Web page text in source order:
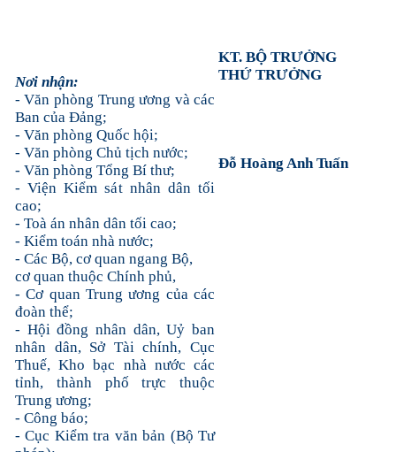
Nơi nhận:
- Văn phòng Trung ương và các
Ban của Đảng;
- Văn phòng Quốc hội;
- Văn phòng Chủ tịch nước;
- Văn phòng Tổng Bí thư;
- Viện Kiểm sát nhân dân tối
cao;
- Toà án nhân dân tối cao;
- Kiểm toán nhà nước;
- Các Bộ, cơ quan ngang Bộ,
cơ quan thuộc Chính phủ,
- Cơ quan Trung ương của các
đoàn thể;
- Hội đồng nhân dân, Uỷ ban
nhân dân, Sở Tài chính, Cục
Thuế, Kho bạc nhà nước các
tỉnh, thành phố trực thuộc
Trung ương;
- Công báo;
- Cục Kiểm tra văn bản (Bộ Tư
KT. BỘ TRƯỞNG
THỨ TRƯỞNG
Đỗ Hoàng Anh Tuấn